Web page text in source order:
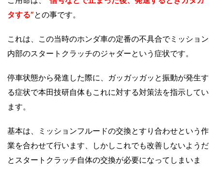
タする”との事です。
これは、この当時のホンダ車の定番の不具合でミッション
内部のスタートクラッチのジャダーという症状です。
停車状態から発進した際に、ガッガッガッと振動が発生す
る症状で本田技研自体もこれに対する対策法を指示してい
ます。
基本は、ミッションフルードの交換とすり合わせという作
業を合わせて行います、しかしこれでも改善しないようだ
とスタートクラッチ自体の交換が必要になってしまいま